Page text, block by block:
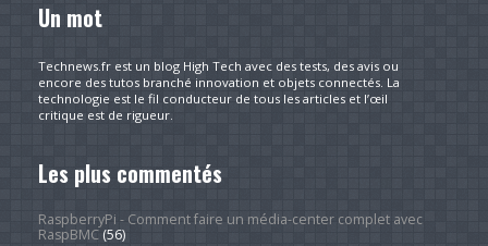
Un mot
Technews.fr est un blog High Tech avec des tests, des avis ou
encore des tutos branché innovation et objets connectés. La
technologie est le fil conducteur de tous les articles et l’œil
critique est de rigueur.
Les plus commentés
RaspberryPi - Comment faire un média-center complet avec
RaspBMC(56)